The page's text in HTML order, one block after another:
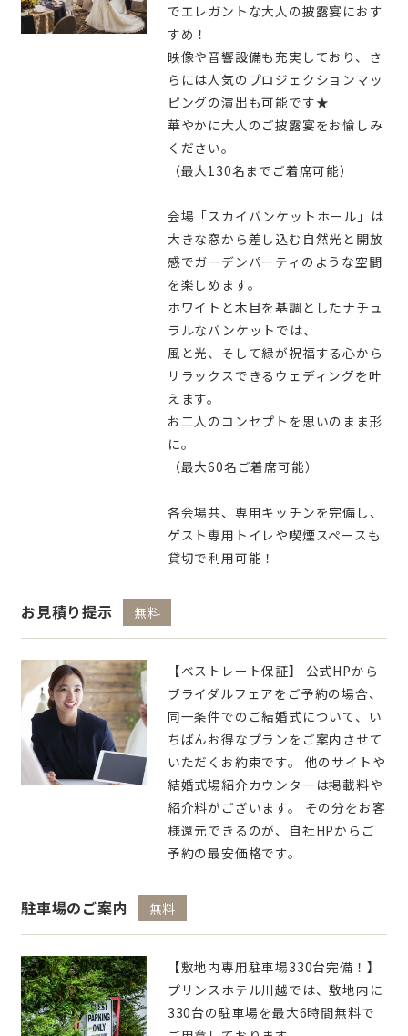
でエレガントな大人の披露宴におす
すめ！
映像や音響設備も充実しており、さ
らには人気のプロジェクションマッ
ピングの演出も可能です★
華やかに大人のご披露宴をお愉しみ
ください。
（最大130名までご着席可能）
会場「スカイバンケットホール」は
大きな窓から差し込む自然光と開放
感でガーデンパーティのような空間
を楽しめます。
ホワイトと木目を基調としたナチュ
ラルなバンケットでは、
風と光、そして緑が祝福する心から
リラックスできるウェディングを叶
えます。
お二人のコンセプトを思いのまま形
に。
（最大60名ご着席可能）
各会場共、専用キッチンを完備し、
ゲスト専用トイレや喫煙スペースも
貸切で利用可能！
お見積り提示 無料
【ベストレート保証】 公式HPから
ブライダルフェアをご予約の場合、
同一条件でのご結婚式について、い
ちばんお得なプランをご案内させて
いただくお約束です。 他のサイトや
結婚式場紹介カウンターは掲載料や
紹介料がございます。 その分をお客
様還元できるのが、自社HPからご
予約の最安価格です。
駐車場のご案内 無料
【敷地内専用駐車場330台完備！】
プリンスホテル川越では、敷地内に
330台の駐車場を最大6時間無料で